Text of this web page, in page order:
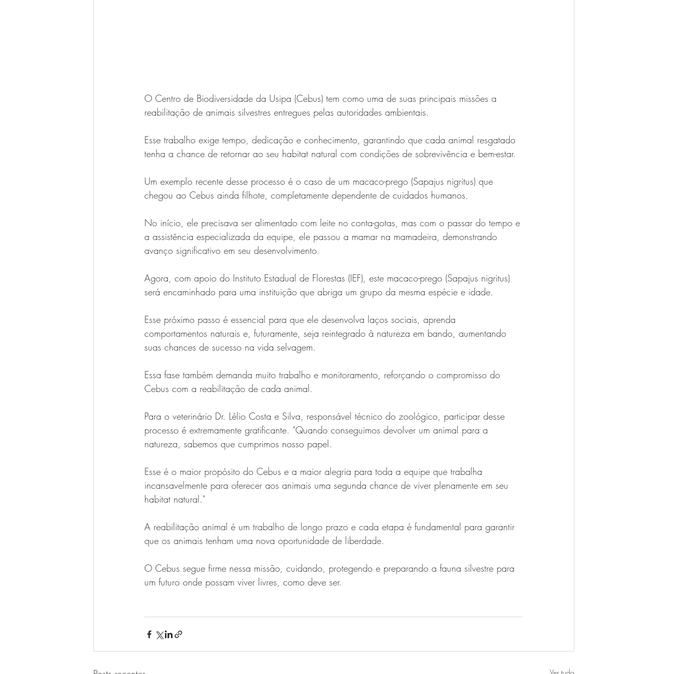
O Centro de Biodiversidade da Usipa (Cebus) tem como uma de suas principais missões a
reabilitação de animais silvestres entregues pelas autoridades ambientais.
Esse trabalho exige tempo, dedicação e conhecimento, garantindo que cada animal resgatado
tenha a chance de retornar ao seu habitat natural com condições de sobrevivência e bem-estar.
Um exemplo recente desse processo é o caso de um macaco-prego (Sapajus nigritus) que
chegou ao Cebus ainda filhote, completamente dependente de cuidados humanos.
No início, ele precisava ser alimentado com leite no conta-gotas, mas com o passar do tempo e
a assistência especializada da equipe, ele passou a mamar na mamadeira, demonstrando
avanço significativo em seu desenvolvimento.
Agora, com apoio do Instituto Estadual de Florestas (IEF), este macaco-prego (Sapajus nigritus)
será encaminhado para uma instituição que abriga um grupo da mesma espécie e idade.
Esse próximo passo é essencial para que ele desenvolva laços sociais, aprenda
comportamentos naturais e, futuramente, seja reintegrado à natureza em bando, aumentando
suas chances de sucesso na vida selvagem.
Essa fase também demanda muito trabalho e monitoramento, reforçando o compromisso do
Cebus com a reabilitação de cada animal.
Para o veterinário Dr. Lélio Costa e Silva, responsável técnico do zoológico, participar desse
processo é extremamente gratificante. "Quando conseguimos devolver um animal para a
natureza, sabemos que cumprimos nosso papel.
Esse é o maior propósito do Cebus e a maior alegria para toda a equipe que trabalha
incansavelmente para oferecer aos animais uma segunda chance de viver plenamente em seu
habitat natural."
A reabilitação animal é um trabalho de longo prazo e cada etapa é fundamental para garantir
que os animais tenham uma nova oportunidade de liberdade.
O Cebus segue firme nessa missão, cuidando, protegendo e preparando a fauna silvestre para
um futuro onde possam viver livres, como deve ser.